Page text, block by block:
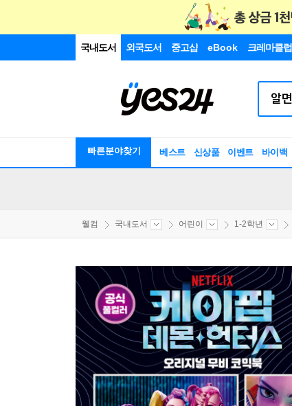
국내도서 외국도서 중고샵 eBook 크레마클럽
빠른분야찾기 베스트 신상품 이벤트 바이백
웰컴 국내도서 어린이 1-2학년